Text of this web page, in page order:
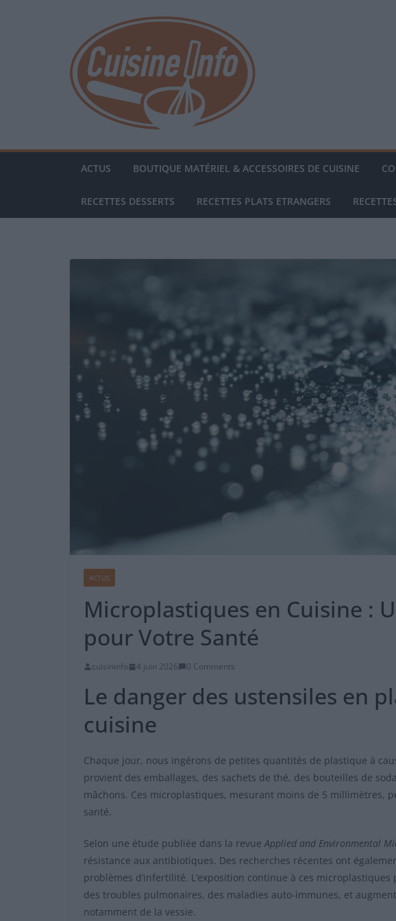
ACTUS BOUTIQUE MATÉRIEL & ACCESSOIRES DE CUISINE
RECETTES DESSERTS RECETTES PLATS ETRANGERS
ACTUS
Microplastiques en Cuisine :
pour Votre Santé
cuisininfo 4 juin 2026 0 Comments
Le danger des ustensiles en
cuisine
Chaque jour, nous ingérons de petites quantités de plastique à
provient des emballages, des sachets de thé, des bouteilles de
mâchons. Ces microplastiques, mesurant moins de 5 millimètres,
santé.
Selon une étude publiée dans la revueApplied and Environmental
résistance aux antibiotiques. Des recherches récentes ont
problèmes d’infertilité. L’exposition continue à ces
des troubles pulmonaires, des maladies auto-immunes, et
notamment de la vessie.